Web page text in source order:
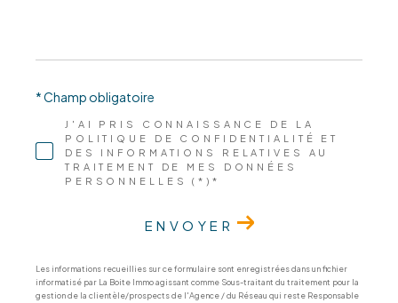
J'AI PRIS CONNAISSANCE DE LA
POLITIQUE DE CONFIDENTIALITÉ ET
DES INFORMATIONS RELATIVES AU
TRAITEMENT DE MES DONNÉES
PERSONNELLES (*)*
* Champ obligatoire
ENVOYER
Les informations recueillies sur ce formulaire sont enregistrées dans un fichier
informatisé par La Boite Immo agissant comme Sous-traitant du traitement pour la
gestion de la clientèle/prospects de l'Agence / du Réseau qui reste Responsable